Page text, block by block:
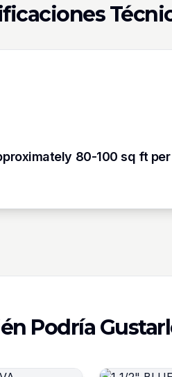
80-100 sq ft
Podría